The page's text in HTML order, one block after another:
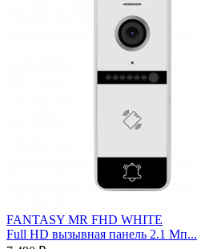
FANTASY MR FHD WHITE
Full HD вызывная панель 2.1 Мп...